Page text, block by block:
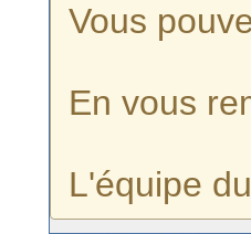
Vous
En vous
L'équipe